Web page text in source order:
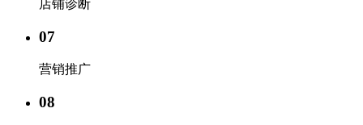
店铺诊断
07
营销推广
08